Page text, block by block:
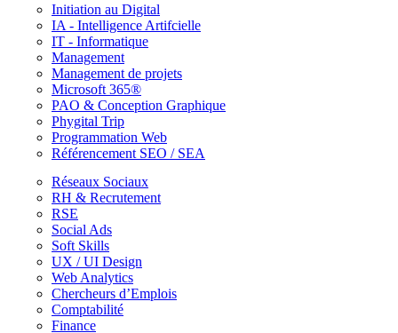
Initiation au Digital
IA - Intelligence Artifcielle
IT - Informatique
Management
Management de projets
Microsoft 365®
PAO & Conception Graphique
Phygital Trip
Programmation Web
Référencement SEO / SEA
Réseaux Sociaux
RH & Recrutement
RSE
Social Ads
Soft Skills
UX / UI Design
Web Analytics
Chercheurs d’Emplois
Comptabilité
Finance